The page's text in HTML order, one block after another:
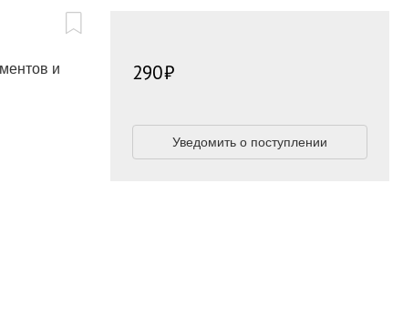
и
290
Уведомить о поступлении